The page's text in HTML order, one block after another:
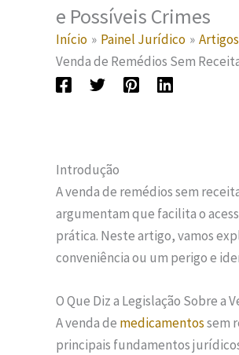
e Possíveis Crimes
Início Painel Jurídico
Venda de Remédios Sem
Introdução
A venda de remédios sem
argumentam que facilita o
prática. Neste artigo, vamos
conveniência ou um perigo e
O Que Diz a Legislação Sobre a
A venda de medicamentossem
principais fundamentos